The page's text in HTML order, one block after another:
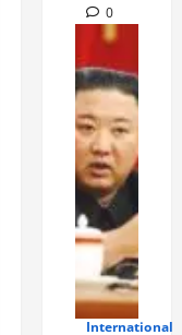
0
International